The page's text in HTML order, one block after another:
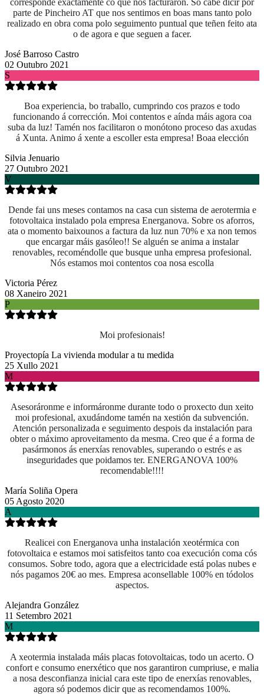
corresponde exactamente co que nos facturaron. Só cabe dicir por
parte de Pincheiro AT que nos sentimos en boas mans tanto polo
realizado en obra coma polo seguimento puntual que teñen feito ata
o de agora e que seguen a facer.
José Barroso Castro
02 Outubro 2021
S
Boa experiencia, bo traballo, cumprindo cos prazos e todo
funcionando á corrección. Moi contentos e aínda máis agora coa
suba da luz! Tamén nos facilitaron o monótono proceso das axudas
á Xunta. Animo á xente a escoller esta empresa! Boaa elección
Silvia Jenuario
27 Outubro 2021
V
Dende fai uns meses contamos na casa cun sistema de aerotermia e
fotovoltaica instalado pola empresa Energanova. Sobre os aforros,
ata o momento baixounos a factura da luz nun 70% e xa non temos
que encargar máis gasóleo!! Se alguén se anima a instalar
renovables, recoméndolle que busque unha empresa profesional.
Nós estamos moi contentos coa nosa escolla
Victoria Pérez
08 Xaneiro 2021
P
Moi profesionais!
Proyectopía La vivienda modular a tu medida
25 Xullo 2021
M
Asesoráronme e informáronme durante todo o proxecto dun xeito
moi profesional, axudándome tamén na xestión da subvención.
Atención personalizada e seguimento despois da instalación para
obter o máximo aproveitamento da mesma. Creo que é a forma de
pasármonos ás enerxías renovables, superando o estrés e as
inseguridades que poidamos ter. ENERGANOVA 100%
recomendable!!!!
María Soliña Opera
05 Agosto 2020
A
Realicei con Energanova unha instalación xeotérmica con
fotovoltaica e estamos moi satisfeitos tanto coa execución coma cós
consumos. Sobre todo, agora que a electricidade está polas nubes e
nós pagamos 20€ ao mes. Empresa aconsellable 100% en tódolos
aspectos.
Alejandra González
11 Setembro 2021
M
A xeotermia instalada máis placas fotovoltaicas, todo un acerto. O
confort e consumo enerxético que nos garantiron cumpriuse, e malia
a nosa desconfianza inicial cara este tipo de enerxías renovables,
agora só podemos dicir que as recomendamos 100%.